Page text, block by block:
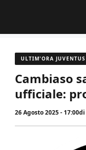
contenuto
ULTIM'ORA JUVENTUS
Cambiaso
ufficiale:
26 Agosto 2025 - 17:00di